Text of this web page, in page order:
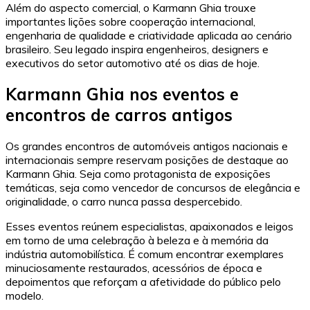
Além do aspecto comercial, o Karmann Ghia trouxe
importantes lições sobre cooperação internacional,
engenharia de qualidade e criatividade aplicada ao cenário
brasileiro. Seu legado inspira engenheiros, designers e
executivos do setor automotivo até os dias de hoje.
Karmann Ghia nos eventos e
encontros de carros antigos
Os grandes encontros de automóveis antigos nacionais e
internacionais sempre reservam posições de destaque ao
Karmann Ghia. Seja como protagonista de exposições
temáticas, seja como vencedor de concursos de elegância e
originalidade, o carro nunca passa despercebido.
Esses eventos reúnem especialistas, apaixonados e leigos
em torno de uma celebração à beleza e à memória da
indústria automobilística. É comum encontrar exemplares
minuciosamente restaurados, acessórios de época e
depoimentos que reforçam a afetividade do público pelo
modelo.